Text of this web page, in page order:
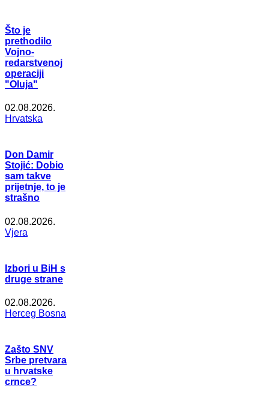
Što je
prethodilo
Vojno-
redarstvenoj
operaciji
"Oluja"
02.08.2026.
Hrvatska
Don Damir
Stojić: Dobio
sam takve
prijetnje, to je
strašno
02.08.2026.
Vjera
Izbori u BiH s
druge strane
02.08.2026.
Herceg Bosna
Zašto SNV
Srbe pretvara
u hrvatske
crnce?